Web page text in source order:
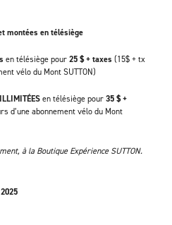
montées en télésiège
en télésiège pour25 $ + taxes (15$ + tx
vélo du Mont SUTTON)
en télésiège pour35 $ +
d’une abonnement vélo du Mont
à la Boutique Expérience SUTTON.